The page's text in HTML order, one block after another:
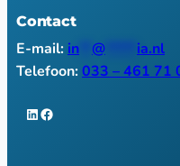
Contact
E-mail: in @
ia.nl
Telefoon:033 – 461 71
LinkedIn Facebook